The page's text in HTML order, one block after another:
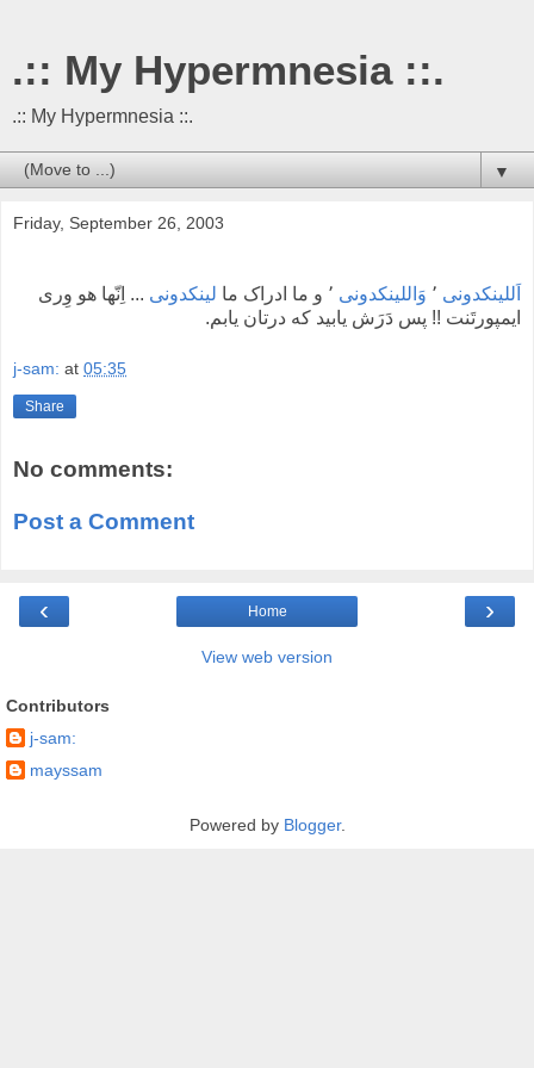
.:: My Hypermnesia ::.
.:: My Hypermnesia ::.
▼
Friday, September 26, 2003
اَللینکدونی ٬ وَاللینکدونی ٬ و ما ادراک ما لینکدونی ... اِنّها هو وِری
ایمپورتَنت !! پس دَرَش یابید که درتان یابم.
j-sam: at 05:35
Share
No comments:
Post a Comment
‹ ›
Home
View web version
Contributors
j-sam:
mayssam
Powered by Blogger.